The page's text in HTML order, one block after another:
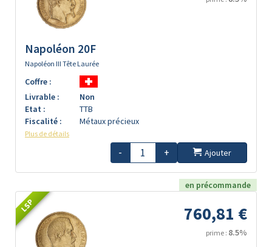
Napoléon 20F
Napoléon III Tête Laurée
Coffre :
Livrable :
Non
Etat :
TTB
Fiscalité :
Métaux précieux
Plus de détails
- + Ajouter
en précommande
LSP 760,81 €
prime : 8.5%